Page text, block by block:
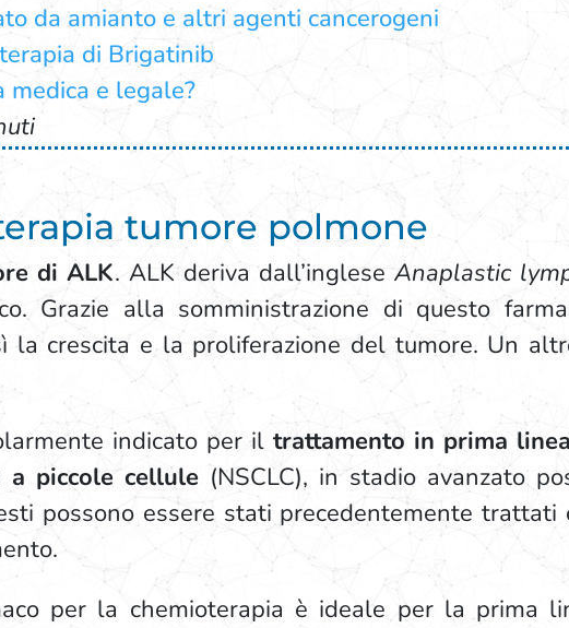
da amianto e altri agenti cancerogeni
di Brigatinib
medica e legale?
tumore polmone
di ALK. ALK deriva dall’ingleseAnaplastic
Grazie alla somministrazione di questo
la crescita e la proliferazione del tumore. Un
indicato per il trattamento in prima linea
a piccole cellule(NSCLC), in stadio avanzato
possono essere stati precedentemente trattati
per la chemioterapia è ideale per la prima